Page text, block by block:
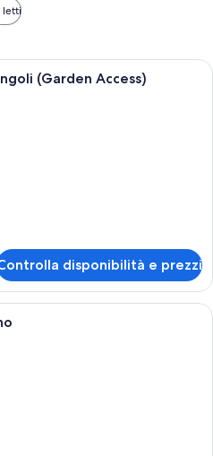
letti
Una camera da letto moderna con
(Garden Access)
disponibilità e prezzi
Una camera da letto moderna con